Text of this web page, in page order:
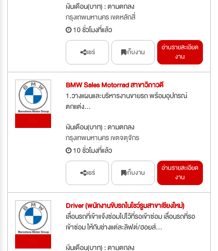
เงินเดือน(บาท) : ตามตกลง
กรุงเทพมหานคร เขตหลักสี่
10 ชั่วโมงที่แล้ว
แชร์ เก็บงาน
อ่านรายละเอียด
งาน
BMW Sales Motorrad สาขาวิภาวดี
1.วางแผนและบริหารงานขายรถ พร้อมอุปกรณ์
ตกแต่ง...
เงินเดือน(บาท) : ตามตกลง
กรุงเทพมหานคร เขตจตุจักร
10 ชั่วโมงที่แล้ว
แชร์ เก็บงาน
อ่านรายละเอียด
งาน
Driver (พนักงานขับรถในโชว์รูมสาขาเชียงใหม่)
เลื่อนรถที่เข้าแจ้งซ่อมไปไว้ที่รอเข้าซ่อม เลื่อนรถที่รอ
เข้าซ่อม ให้กับช่างแต่ละลิฟต์/ฮอยส์...
เงินเดือน(บาท) : ตามตกลง